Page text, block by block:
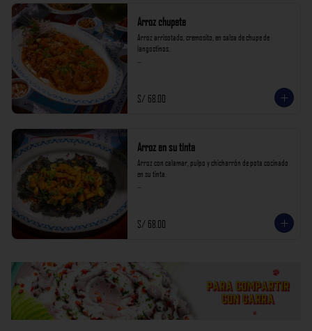
Arroz chupete
Arroz arrisotado, cremosito, en salsa de chupe de
langostinos.
S/ 68.00
Arroz en su tinta
Arroz con calamar, pulpo y chicharrón de pota cocinado
en su tinta.
S/ 68.00